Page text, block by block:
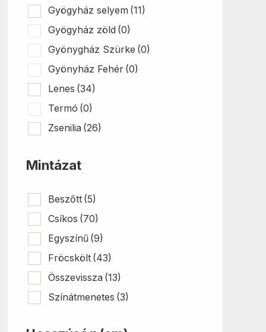
Gyögyház selyem (11)
Gyögyház zöld (0)
Gyönygház Szürke (0)
Gyönyház Fehér (0)
Lenes (34)
Termó (0)
Zsenilia (26)
Mintázat
Beszőtt (5)
Csíkos (70)
Egyszínű (9)
Fröcskölt (43)
Összevissza (13)
Színátmenetes (3)